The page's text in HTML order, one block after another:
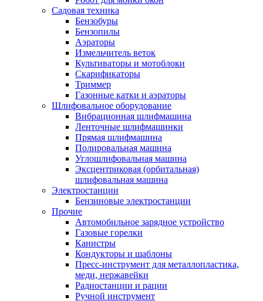
Садовая техника
Бензобуры
Бензопилы
Аэраторы
Измельчитель веток
Культиваторы и мотоблоки
Скарификаторы
Триммер
Газонные катки и аэраторы
Шлифовальное оборудование
Вибрационная шлифмашина
Ленточные шлифмашинки
Прямая шлифмашина
Полировальная машина
Углошлифовальная машина
Эксцентриковая (орбитальная)
шлифовальная машина
Электростанции
Бензиновые электростанции
Прочие
Автомобильное зарядное устройство
Газовые горелки
Канистры
Кондукторы и шаблоны
Пресс-инструмент для металлопластика,
меди, нержавейки
Радиостанции и рации
Ручной инструмент